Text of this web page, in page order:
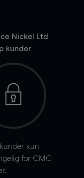
Nickel Ltd
kunder
kun
for CMC